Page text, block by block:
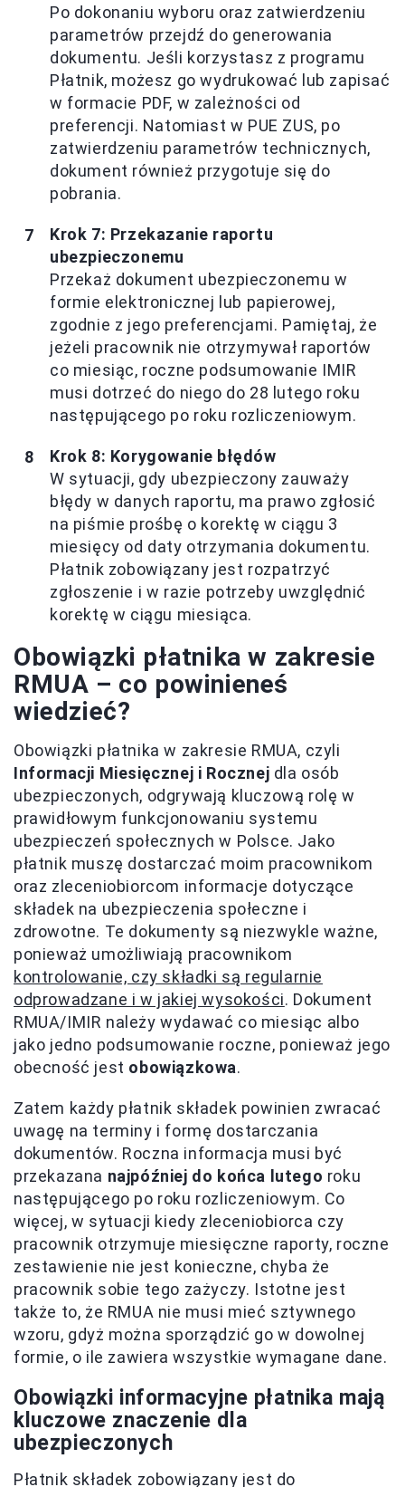
Po dokonaniu wyboru oraz zatwierdzeniu
parametrów przejdź do generowania
dokumentu. Jeśli korzystasz z programu
Płatnik, możesz go wydrukować lub zapisać
w formacie PDF, w zależności od
preferencji. Natomiast w PUE ZUS, po
zatwierdzeniu parametrów technicznych,
dokument również przygotuje się do
pobrania.
Krok 7: Przekazanie raportu
ubezpieczonemu
Przekaż dokument ubezpieczonemu w
formie elektronicznej lub papierowej,
zgodnie z jego preferencjami. Pamiętaj, że
jeżeli pracownik nie otrzymywał raportów
co miesiąc, roczne podsumowanie IMIR
musi dotrzeć do niego do 28 lutego roku
następującego po roku rozliczeniowym.
Krok 8: Korygowanie błędów
W sytuacji, gdy ubezpieczony zauważy
błędy w danych raportu, ma prawo zgłosić
na piśmie prośbę o korektę w ciągu 3
miesięcy od daty otrzymania dokumentu.
Płatnik zobowiązany jest rozpatrzyć
zgłoszenie i w razie potrzeby uwzględnić
korektę w ciągu miesiąca.
Obowiązki płatnika w zakresie
RMUA – co powinieneś
wiedzieć?
Obowiązki płatnika w zakresie RMUA, czyli
Informacji Miesięcznej i Rocznej dla osób
ubezpieczonych, odgrywają kluczową rolę w
prawidłowym funkcjonowaniu systemu
ubezpieczeń społecznych w Polsce. Jako
płatnik muszę dostarczać moim pracownikom
oraz zleceniobiorcom informacje dotyczące
składek na ubezpieczenia społeczne i
zdrowotne. Te dokumenty są niezwykle ważne,
ponieważ umożliwiają pracownikom
kontrolowanie, czy składki są regularnie
odprowadzane i w jakiej wysokości. Dokument
RMUA/IMIR należy wydawać co miesiąc albo
jako jedno podsumowanie roczne, ponieważ jego
obecność jest obowiązkowa.
Zatem każdy płatnik składek powinien zwracać
uwagę na terminy i formę dostarczania
dokumentów. Roczna informacja musi być
przekazana najpóźniej do końca lutego roku
następującego po roku rozliczeniowym. Co
więcej, w sytuacji kiedy zleceniobiorca czy
pracownik otrzymuje miesięczne raporty, roczne
zestawienie nie jest konieczne, chyba że
pracownik sobie tego zażyczy. Istotne jest
także to, że RMUA nie musi mieć sztywnego
wzoru, gdyż można sporządzić go w dowolnej
formie, o ile zawiera wszystkie wymagane dane.
Obowiązki informacyjne płatnika mają
kluczowe znaczenie dla
ubezpieczonych
Płatnik składek zobowiązany jest do